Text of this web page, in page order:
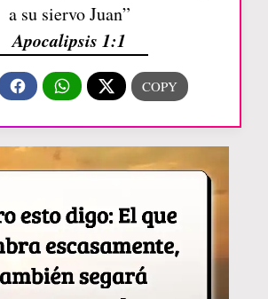
a su siervo Juan”
Apocalipsis 1:1